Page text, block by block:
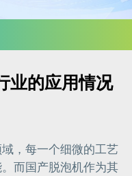
业的应用情况
，每一个细微的工艺
而国产脱泡机作为其